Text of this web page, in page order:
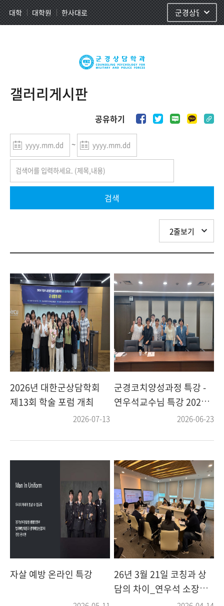
대학 대학원 한사대로
갤러리게시판
공유하기
~
검색
2026년 대한군상담학회
제13회 학술 포럼 개최
2026-07-13
군경코치양성과정 특강 -
연우석교수님 특강 2026
2026-06-23
자살 예방 온라인 특강
26년 3월 21일 코칭과 상
담의 차이_연우석 소장님